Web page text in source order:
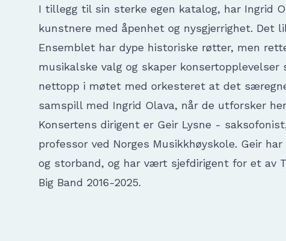
I tillegg til sin sterke egen katalog, har Ingrid
kunstnere med åpenhet og nysgjerrighet. Det
Ensemblet har dype historiske røtter, men
musikalske valg og skaper
nettopp i møtet med orkesteret at det
samspill med Ingrid Olava, når de utforsker
Konsertens dirigent er Geir Lysne -
professor ved Norges Musikkhøyskole. Geir
og storband, og har vært sjefdirigent for et av
Big Band 2016-2025.